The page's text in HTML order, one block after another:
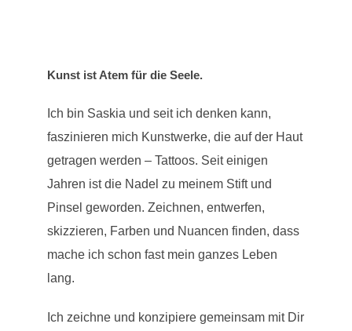
Kunst ist Atem für die Seele.
Ich bin Saskia und seit ich denken kann,
faszinieren mich Kunstwerke, die auf der Haut
getragen werden – Tattoos. Seit einigen
Jahren ist die Nadel zu meinem Stift und
Pinsel geworden. Zeichnen, entwerfen,
skizzieren, Farben und Nuancen finden, dass
mache ich schon fast mein ganzes Leben
lang.
Ich zeichne und konzipiere gemeinsam mit Dir